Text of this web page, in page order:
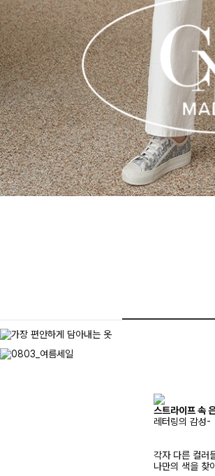
스트라이프 속
레터링의 감성-
각자 다른 컬러
나만의 색을 찾